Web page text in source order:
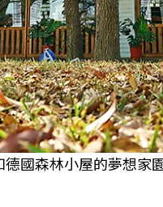
國森林小屋的夢想家